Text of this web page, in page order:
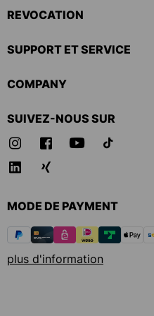
REVOCATION
SUPPORT ET SERVICE
COMPANY
SUIVEZ-NOUS SUR
MODE DE PAYMENT
plus d'information